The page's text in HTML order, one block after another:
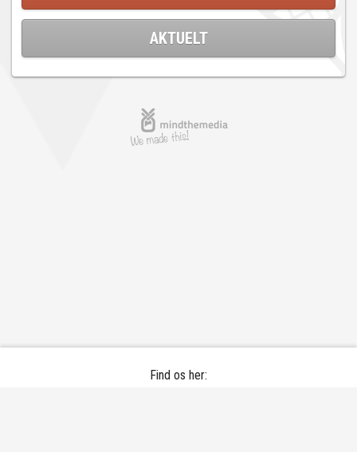
AKTUELT
Find os her: